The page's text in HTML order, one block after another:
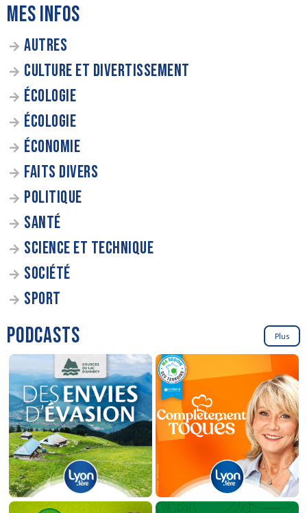
MES INFOS
AUTRES
CULTURE ET DIVERTISSEMENT
ÉCOLOGIE
ÉCOLOGIE
ÉCONOMIE
FAITS DIVERS
POLITIQUE
SANTÉ
SCIENCE ET TECHNIQUE
SOCIÉTÉ
SPORT
PODCASTS Plus